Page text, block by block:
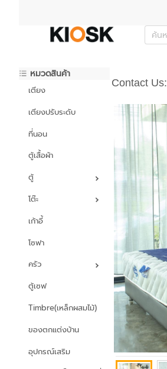
หมวดสินค้า
เตียง
เตียงปรับระดับ
ที่นอน
ตู้เสื้อผ้า
ตู้
โต๊ะ
เก้าอี้
โซฟา
ครัว
ตู้เซฟ
Timbre(เหล็กผสมไม้)
ของตกแต่งบ้าน
อุปกรณ์เสริม
Contact Us: